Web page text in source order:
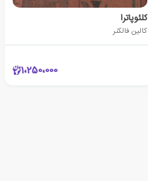
کلئوپاترا
کالین فالکنر
1،250،000